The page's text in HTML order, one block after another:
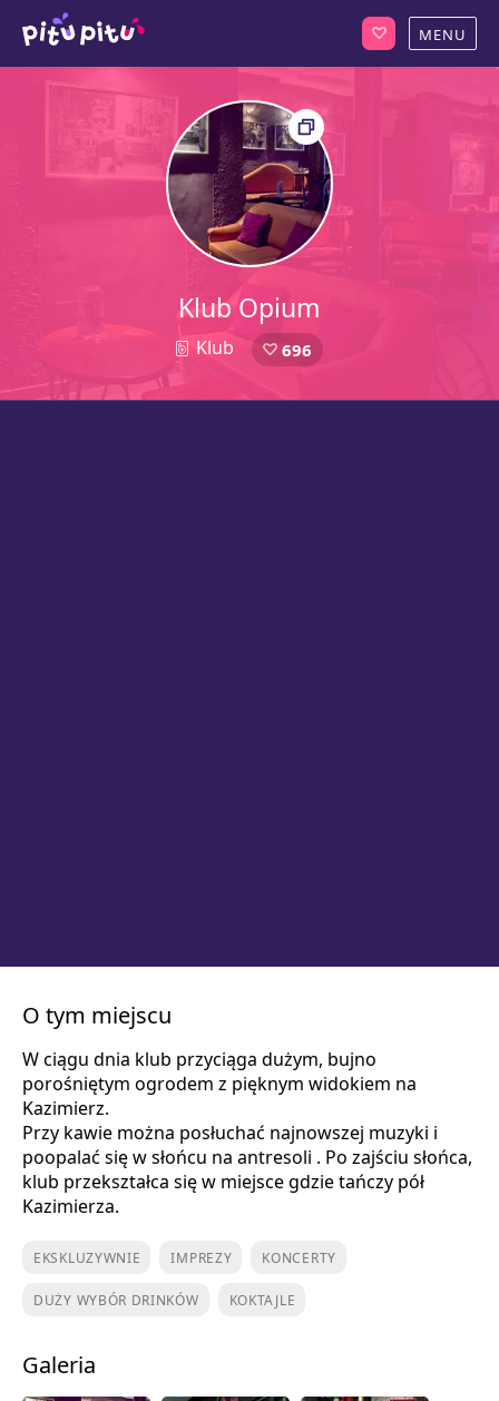
Klub Opium
1 Klub 696
O tym miejscu
W ciągu dnia klub przyciąga dużym, bujno
porośniętym ogrodem z pięknym widokiem na
Kazimierz.
Przy kawie można posłuchać najnowszej muzyki i
poopalać się w słońcu na antresoli . Po zajściu słońca,
klub przekształca się w miejsce gdzie tańczy pół
Kazimierza.
EKSKLUZYWNIE IMPREZY KONCERTY
DUŻY WYBÓR DRINKÓW KOKTAJLE
Galeria